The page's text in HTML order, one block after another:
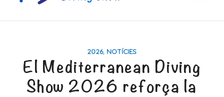
2026, NOTÍCIES
El Mediterranean Diving
Show 2026 reforça la